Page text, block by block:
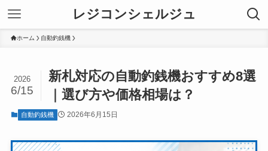
レジコンシェルジュ
ホーム 自動釣銭機
新札対応の自動釣銭機おすすめ8選
｜選び方や価格相場は？
2026
6/15
自動釣銭機 2026年6月15日